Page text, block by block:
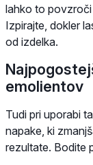
lahko to
Izpirajte, dokler
od izdelka.
emolientov
Tudi pri uporabi
napake, ki
rezultate. Bodite